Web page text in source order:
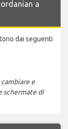
a
dai seguenti
e
schermate di